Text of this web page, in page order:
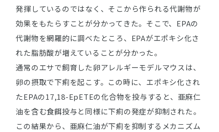
発揮しているのではなく、そこから作られる代謝物が
効果をもたらすことが分かってきた。そこで、EPAの
代謝物を網羅的に調べたところ、EPAがエポキシ化さ
れた脂肪酸が増えていることが分かった。
通常のエサで飼育した卵アレルギーモデルマウスは、
卵の摂取で下痢を起こす。この時に、エポキシ化され
たEPAの17,18-EpETEの化合物を投与すると、亜麻仁
油を含む食餌投与と同様に下痢の発症が抑制された。
この結果から、亜麻仁油が下痢を抑制するメカニズム